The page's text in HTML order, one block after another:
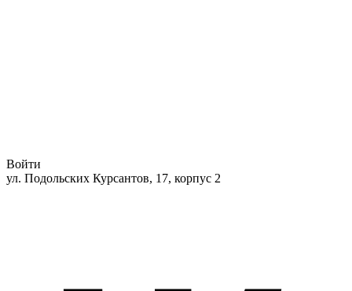
Войти
ул. Подольских Курсантов, 17, корпус 2